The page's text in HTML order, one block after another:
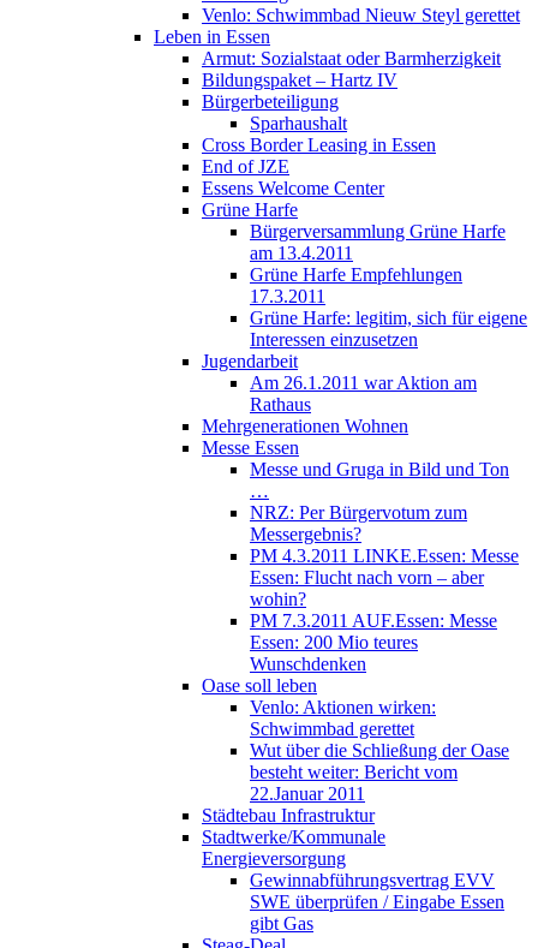
Venlo: Schwimmbad Nieuw Steyl gerettet
Leben in Essen
Armut: Sozialstaat oder Barmherzigkeit
Bildungspaket – Hartz IV
Bürgerbeteiligung
Sparhaushalt
Cross Border Leasing in Essen
End of JZE
Essens Welcome Center
Grüne Harfe
Bürgerversammlung Grüne Harfe
am 13.4.2011
Grüne Harfe Empfehlungen
17.3.2011
Grüne Harfe: legitim, sich für eigene
Interessen einzusetzen
Jugendarbeit
Am 26.1.2011 war Aktion am
Rathaus
Mehrgenerationen Wohnen
Messe Essen
Messe und Gruga in Bild und Ton
…
NRZ: Per Bürgervotum zum
Messergebnis?
PM 4.3.2011 LINKE.Essen: Messe
Essen: Flucht nach vorn – aber
wohin?
PM 7.3.2011 AUF.Essen: Messe
Essen: 200 Mio teures
Wunschdenken
Oase soll leben
Venlo: Aktionen wirken:
Schwimmbad gerettet
Wut über die Schließung der Oase
besteht weiter: Bericht vom
22.Januar 2011
Städtebau Infrastruktur
Stadtwerke/Kommunale
Energieversorgung
Gewinnabführungsvertrag EVV
SWE überprüfen / Eingabe Essen
gibt Gas